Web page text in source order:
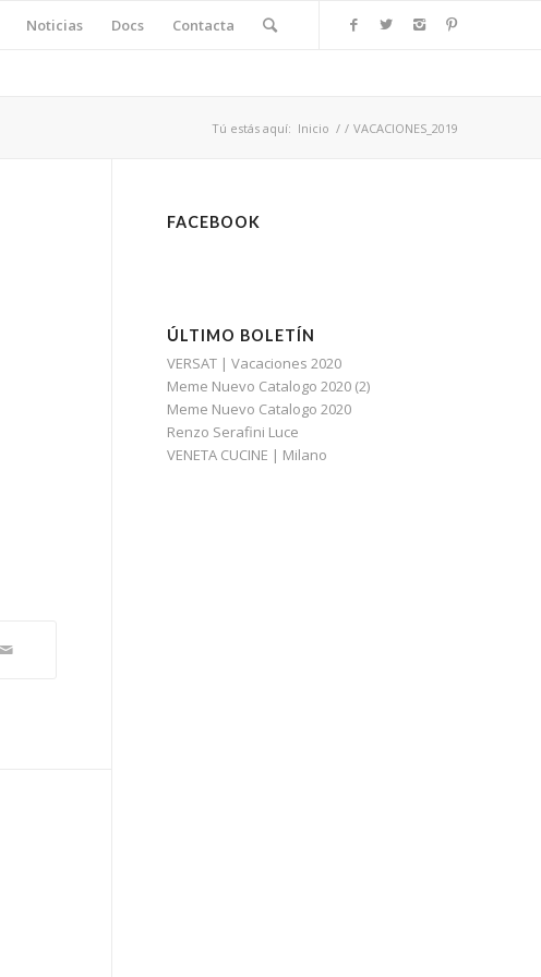
Noticias Docs Contacta
Tú estás aquí: Inicio / / VACACIONES_2019
FACEBOOK
ÚLTIMO BOLETÍN
VERSAT | Vacaciones 2020
Meme Nuevo Catalogo 2020 (2)
Meme Nuevo Catalogo 2020
Renzo Serafini Luce
VENETA CUCINE | Milano